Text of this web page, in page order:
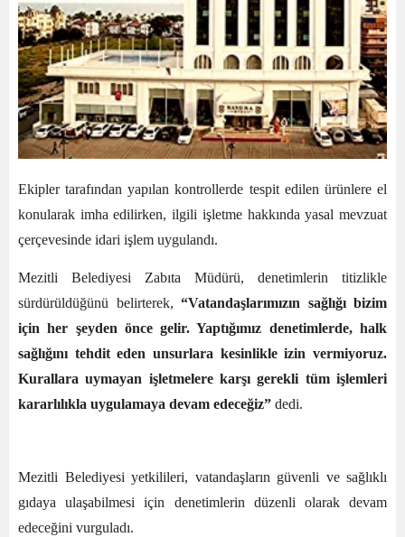
Ekipler tarafından yapılan kontrollerde tespit edilen ürünlere el
konularak imha edilirken, ilgili işletme hakkında yasal mevzuat
çerçevesinde idari işlem uygulandı.
Mezitli Belediyesi Zabıta Müdürü, denetimlerin titizlikle
sürdürüldüğünü belirterek, “Vatandaşlarımızın sağlığı bizim
için her şeyden önce gelir. Yaptığımız denetimlerde, halk
sağlığını tehdit eden unsurlara kesinlikle izin vermiyoruz.
Kurallara uymayan işletmelere karşı gerekli tüm işlemleri
kararlılıkla uygulamaya devam edeceğiz” dedi.
Mezitli Belediyesi yetkilileri, vatandaşların güvenli ve sağlıklı
gıdaya ulaşabilmesi için denetimlerin düzenli olarak devam
edeceğini vurguladı.